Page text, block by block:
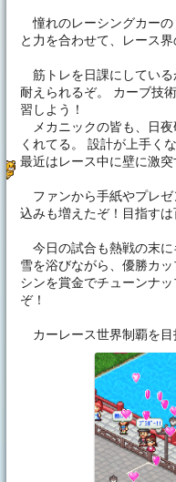
憧れのレーシングカーの
と力を合わせて、レース界
筋トレを日課にしている
耐えられるぞ。 カーブ技
習しよう！
メカニックの皆も、日夜
くれてる。 設計が上手く
最近はレース中に壁に激
ファンから手紙やプレ
込みも増えたぞ！目指すは
今日の試合も熱戦の末に
雪を浴びながら、優勝カ
シンを賞金でチューンナ
ぞ！
カーレース世界制覇を目